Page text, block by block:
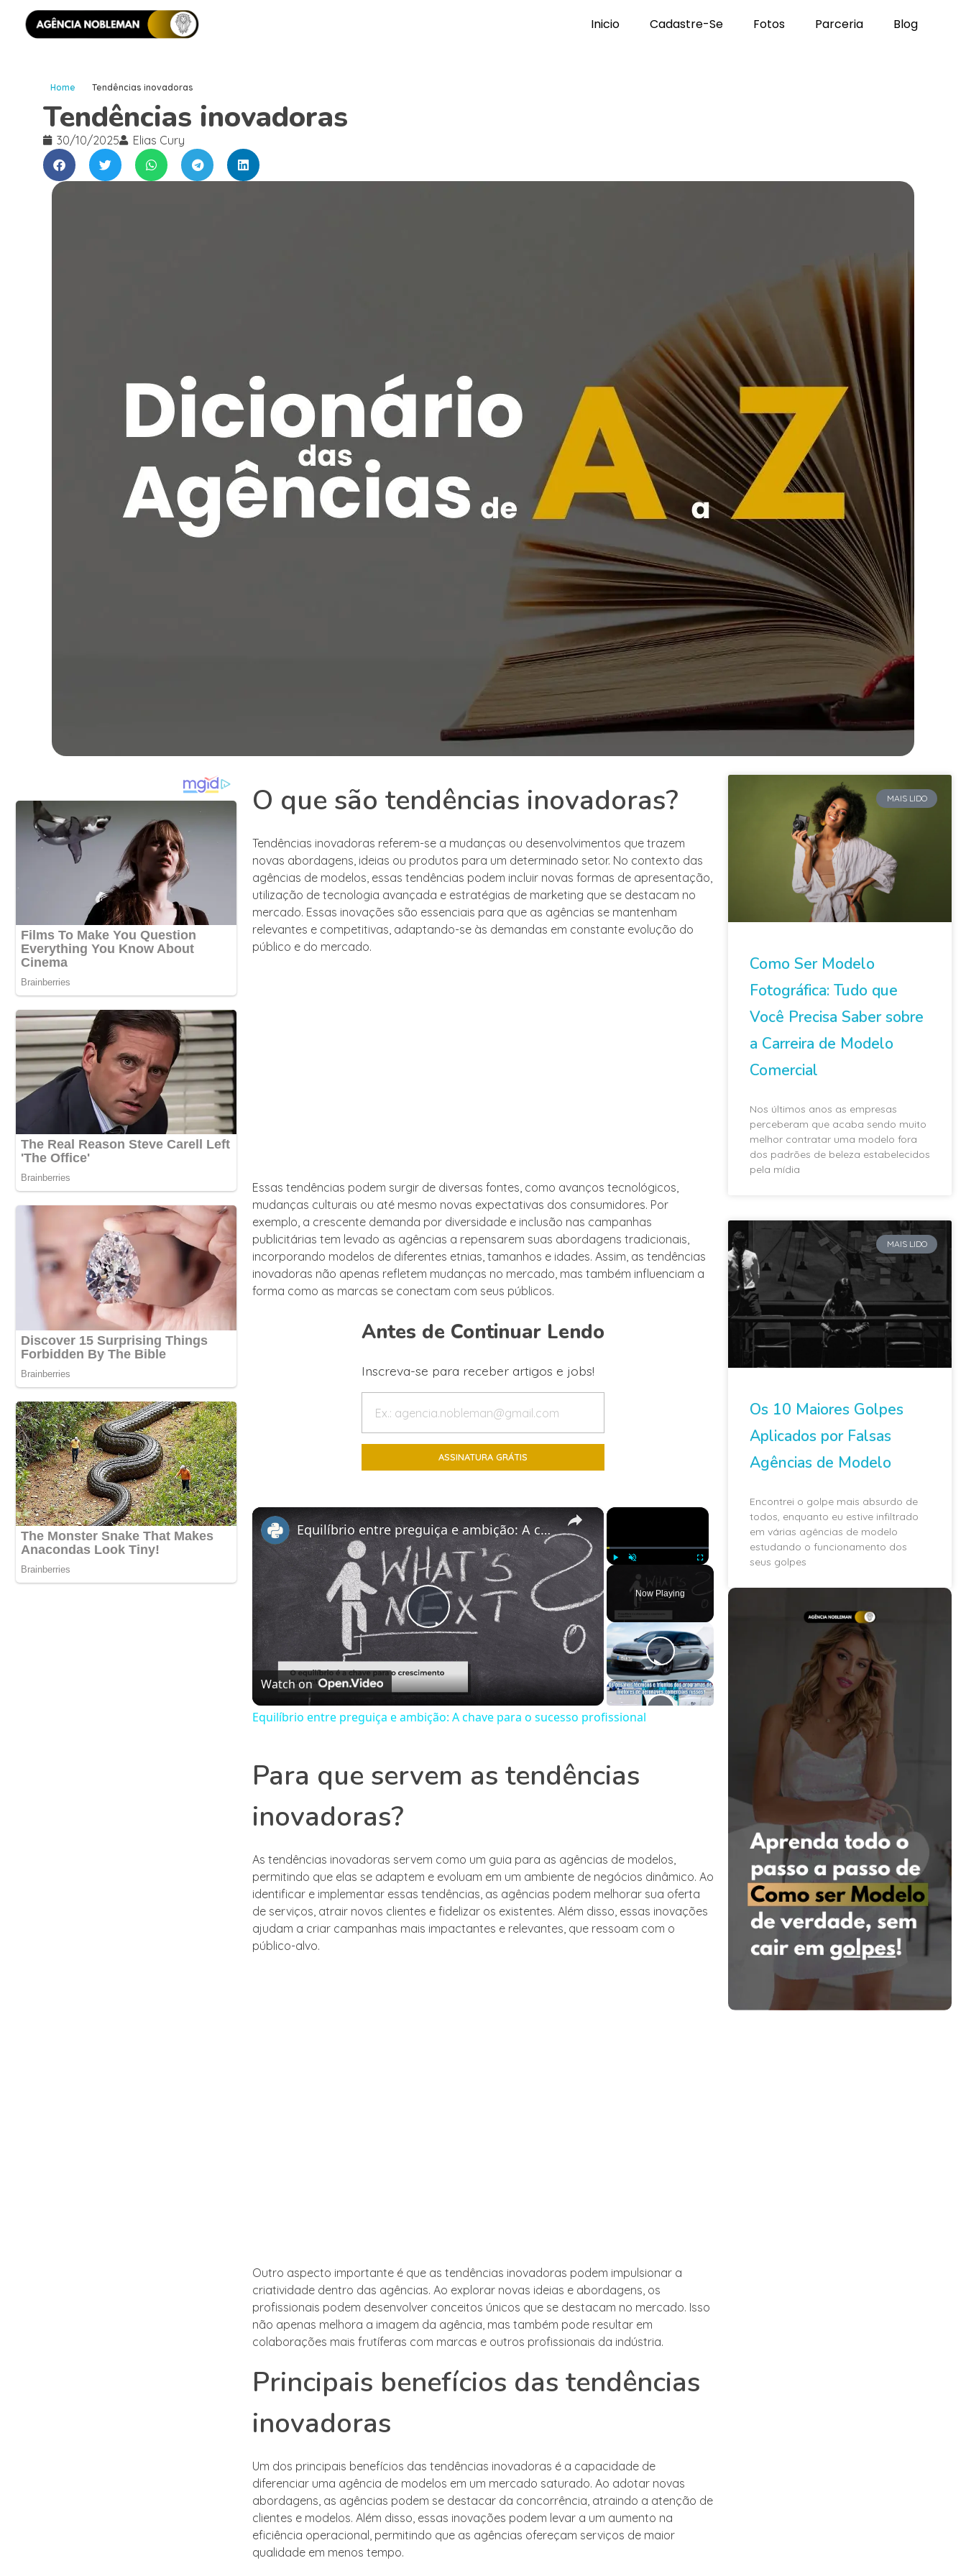
Inicio Cadastre-Se Fotos Parceria Blog
Home Tendências inovadoras
Tendências inovadoras
30/10/2025 Elias Cury
O que são tendências inovadoras?
Tendências inovadoras referem-se a mudanças ou desenvolvimentos que trazem
novas abordagens, ideias ou produtos para um determinado setor. No contexto das
agências de modelos, essas tendências podem incluir novas formas de apresentação,
utilização de tecnologia avançada e estratégias de marketing que se destacam no
mercado. Essas inovações são essenciais para que as agências se mantenham
relevantes e competitivas, adaptando-se às demandas em constante evolução do
público e do mercado.
Essas tendências podem surgir de diversas fontes, como avanços tecnológicos,
mudanças culturais ou até mesmo novas expectativas dos consumidores. Por
exemplo, a crescente demanda por diversidade e inclusão nas campanhas
publicitárias tem levado as agências a repensarem suas abordagens tradicionais,
incorporando modelos de diferentes etnias, tamanhos e idades. Assim, as tendências
inovadoras não apenas refletem mudanças no mercado, mas também influenciam a
forma como as marcas se conectam com seus públicos.
Antes de Continuar Lendo
Inscreva-se para receber artigos e jobs!
×
Fullscreen
Now Playing
×
Play
Video
Equilíbrio entre preguiça e ambição: A chave para o sucesso profissional
Watch on
Equilíbrio entre preguiça e ambição: A chave para o sucesso profissional
Para que servem as tendências
inovadoras?
As tendências inovadoras servem como um guia para as agências de modelos,
permitindo que elas se adaptem e evoluam em um ambiente de negócios dinâmico. Ao
identificar e implementar essas tendências, as agências podem melhorar sua oferta
de serviços, atrair novos clientes e fidelizar os existentes. Além disso, essas inovações
ajudam a criar campanhas mais impactantes e relevantes, que ressoam com o
público-alvo.
Outro aspecto importante é que as tendências inovadoras podem impulsionar a
criatividade dentro das agências. Ao explorar novas ideias e abordagens, os
profissionais podem desenvolver conceitos únicos que se destacam no mercado. Isso
não apenas melhora a imagem da agência, mas também pode resultar em
colaborações mais frutíferas com marcas e outros profissionais da indústria.
Principais benefícios das tendências
inovadoras
Um dos principais benefícios das tendências inovadoras é a capacidade de
diferenciar uma agência de modelos em um mercado saturado. Ao adotar novas
abordagens, as agências podem se destacar da concorrência, atraindo a atenção de
clientes e modelos. Além disso, essas inovações podem levar a um aumento na
eficiência operacional, permitindo que as agências ofereçam serviços de maior
qualidade em menos tempo.
MAIS LIDO
Como Ser Modelo
Fotográfica: Tudo que
Você Precisa Saber sobre
a Carreira de Modelo
Comercial
Nos últimos anos as empresas
perceberam que acaba sendo muito
melhor contratar uma modelo fora
dos padrões de beleza estabelecidos
pela mídia
MAIS LIDO
Os 10 Maiores Golpes
Aplicados por Falsas
Agências de Modelo
Encontrei o golpe mais absurdo de
todos, enquanto eu estive infiltrado
em várias agências de modelo
estudando o funcionamento dos
seus golpes